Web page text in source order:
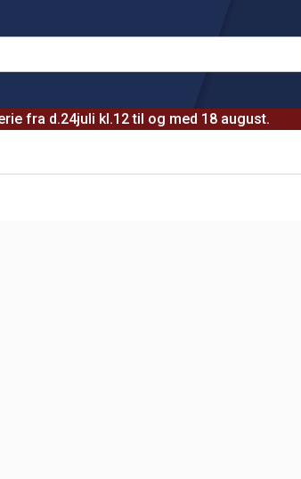
fra d.24juli kl.12 til og med 18 august.